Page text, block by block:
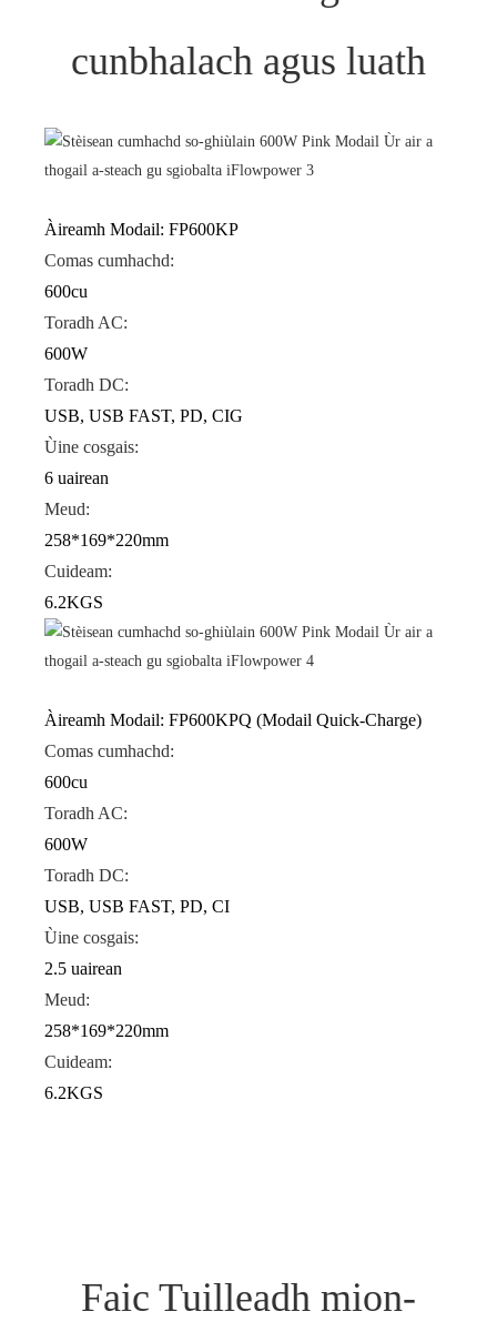
cunbhalach agus luath
Àireamh Modail: FP600KP
Comas cumhachd:
600cu
Toradh AC:
600W
Toradh DC:
USB, USB FAST, PD, CIG
Ùine cosgais:
6 uairean
Meud:
258*169*220mm
Cuideam:
6.2KGS
Àireamh Modail: FP600KPQ (Modail Quick-Charge)
Comas cumhachd:
600cu
Toradh AC:
600W
Toradh DC:
USB, USB FAST, PD, CI
Ùine cosgais:
2.5 uairean
Meud:
258*169*220mm
Cuideam:
6.2KGS
Faic Tuilleadh mion-